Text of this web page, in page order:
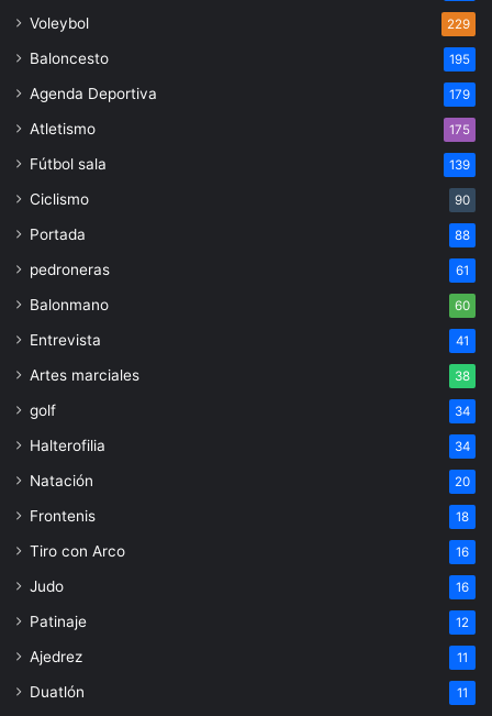
Voleybol 229
Baloncesto 195
Agenda Deportiva 179
Atletismo 175
Fútbol sala 139
Ciclismo 90
Portada 88
pedroneras 61
Balonmano 60
Entrevista 41
Artes marciales 38
golf 34
Halterofilia 34
Natación 20
Frontenis 18
Tiro con Arco 16
Judo 16
Patinaje 12
Ajedrez 11
Duatlón 11